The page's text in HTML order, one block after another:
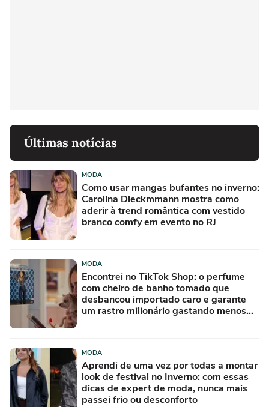
Últimas notícias
MODA
Como usar mangas bufantes no inverno:
Carolina Dieckmmann mostra como
aderir à trend romântica com vestido
branco comfy em evento no RJ
MODA
Encontrei no TikTok Shop: o perfume
com cheiro de banho tomado que
desbancou importado caro e garante
um rastro milionário gastando menos
MODA
Aprendi de uma vez por todas a montar
look de festival no Inverno: com essas
dicas de expert de moda, nunca mais
passei frio ou desconforto